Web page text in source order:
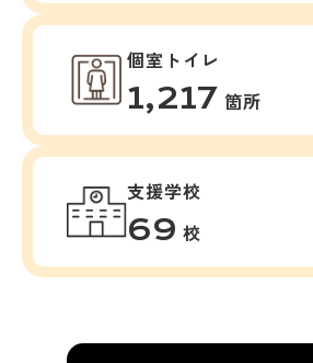
個室トイレ
1,217 箇所
支援学校
69 校